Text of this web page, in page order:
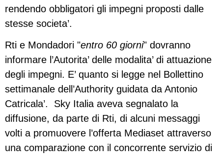
rendendo obbligatori gli impegni proposti dalle
stesse societa’.
Rti e Mondadori "entro 60 giorni" dovranno
informare l’Autorita’ delle modalita’ di attuazione
degli impegni. E’ quanto si legge nel Bollettino
settimanale dell’Authority guidata da Antonio
Catricala’. Sky Italia aveva segnalato la
diffusione, da parte di Rti, di alcuni messaggi
volti a promuovere l’offerta Mediaset attraverso
una comparazione con il concorrente servizio di